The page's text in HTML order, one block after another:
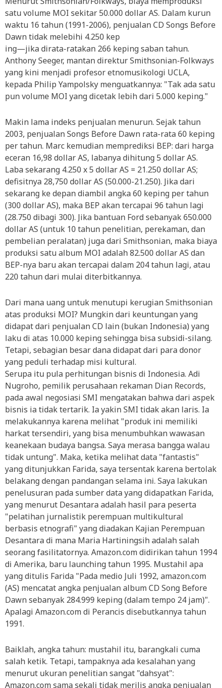
satu volume MOI sekitar 50.000 dollar AS. Dalam kurun
waktu 16 tahun (1991-2006), penjualan CD Songs Before
Dawn tidak melebihi 4.250 kep
ing—jika dirata-ratakan 266 keping saban tahun.
Anthony Seeger, mantan direktur Smithsonian-Folkways
yang kini menjadi profesor etnomusikologi UCLA,
kepada Philip Yampolsky menguatkannya: "Tak ada satu
pun volume MOI yang dicetak lebih dari 5.000 keping."
Makin lama indeks penjualan menurun. Sejak tahun
2003, penjualan Songs Before Dawn rata-rata 60 keping
per tahun. Marc kemudian memprediksi BEP: dari harga
eceran 16,98 dollar AS, labanya dihitung 5 dollar AS.
Laba sekarang 4.250 x 5 dollar AS = 21.250 dollar AS;
defisitnya 28,750 dollar AS (50.000-21.250). Jika dari
sekarang ke depan diambil angka 60 keping per tahun
(300 dollar AS), maka BEP akan tercapai 96 tahun lagi
(28.750 dibagi 300). Jika bantuan Ford sebanyak 650.000
dollar AS (untuk 10 tahun penelitian, perekaman, dan
pembelian peralatan) juga dari Smithsonian, maka biaya
produksi satu album MOI adalah 82.500 dollar AS dan
BEP-nya baru akan tercapai dalam 204 tahun lagi, atau
220 tahun dari mulai diterbitkannya.
Dari mana uang untuk menutupi kerugian Smithsonian
atas produksi MOI? Mungkin dari keuntungan yang
didapat dari penjualan CD lain (bukan Indonesia) yang
laku di atas 10.000 keping sehingga bisa subsidi-silang.
Tetapi, sebagian besar dana didapat dari para donor
yang peduli terhadap misi kultural.
Serupa itu pula perhitungan bisnis di Indonesia. Adi
Nugroho, pemilik perusahaan rekaman Dian Records,
pada awal negosiasi SMI mengatakan bahwa dari aspek
bisnis ia tidak tertarik. Ia yakin SMI tidak akan laris. Ia
melakukannya karena melihat "produk ini memiliki
harkat tersendiri, yang bisa menumbuhkan wawasan
keanekaan budaya bangsa. Saya merasa bangga walau
tidak untung". Maka, ketika melihat data "fantastis"
yang ditunjukkan Farida, saya tersentak karena bertolak
belakang dengan pandangan selama ini. Saya lakukan
penelusuran pada sumber data yang didapatkan Farida,
yang menurut Desantara adalah hasil para peserta
"pelatihan jurnalistik perempuan multikultural
berbasis etnografi" yang diadakan Kajian Perempuan
Desantara di mana Maria Hartiningsih adalah salah
seorang fasilitatornya. Amazon.com didirikan tahun 1994
di Amerika, baru launching tahun 1995. Mustahil apa
yang ditulis Farida "Pada medio Juli 1992, amazon.com
(AS) mencatat angka penjualan album CD Song Before
Dawn sebanyak 284.999 keping (dalam tempo 24 jam)".
Apalagi Amazon.com di Perancis disebutkannya tahun
1991.
Baiklah, angka tahun: mustahil itu, barangkali cuma
salah ketik. Tetapi, tampaknya ada kesalahan yang
menurut ukuran penelitian sangat "dahsyat":
Amazon.com sama sekali tidak merilis angka penjualan